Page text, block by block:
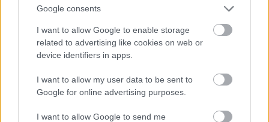
Google consents
I want to allow Google to enable storage
related to advertising like cookies on web or
device identifiers in apps.
I want to allow my user data to be sent to
Google for online advertising purposes.
I want to allow Google to send me
megírása után) kiadott egyik közlemény, amely a
citálja, majd ezt írja:
"A BKV Zrt. a határozatban foglaltakat